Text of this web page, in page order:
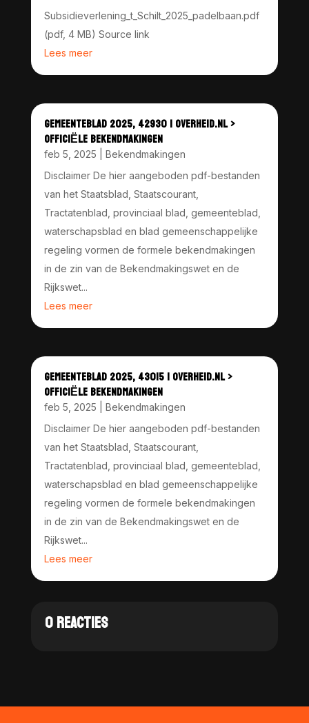
Subsidieverlening_t_Schilt_2025_padelbaan.pdf
(pdf, 4 MB) Source link
Lees meer
GEMEENTEBLAD 2025, 42930 | OVERHEID.NL >
OFFICIËLE BEKENDMAKINGEN
feb 5, 2025
Bekendmakingen
Disclaimer De hier aangeboden pdf-bestanden
van het Staatsblad, Staatscourant,
Tractatenblad, provinciaal blad, gemeenteblad,
waterschapsblad en blad gemeenschappelijke
regeling vormen de formele bekendmakingen
in de zin van de Bekendmakingswet en de
Rijkswet...
Lees meer
GEMEENTEBLAD 2025, 43015 | OVERHEID.NL >
OFFICIËLE BEKENDMAKINGEN
feb 5, 2025
Bekendmakingen
Disclaimer De hier aangeboden pdf-bestanden
van het Staatsblad, Staatscourant,
Tractatenblad, provinciaal blad, gemeenteblad,
waterschapsblad en blad gemeenschappelijke
regeling vormen de formele bekendmakingen
in de zin van de Bekendmakingswet en de
Rijkswet...
Lees meer
0 REACTIES